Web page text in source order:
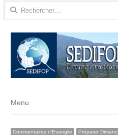
Rechercher :
Menu
Menu
Commentaires d'Evangile Préparer